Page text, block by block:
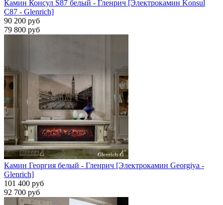
Камин Консул S87 белый - Гленрич [Электрокамин Konsul
С87 - Glenrich]
90 200 руб
79 800 руб
Камин Георгия белый - Гленрич [Электрокамин Georgiya -
Glenrich]
101 400 руб
92 700 руб